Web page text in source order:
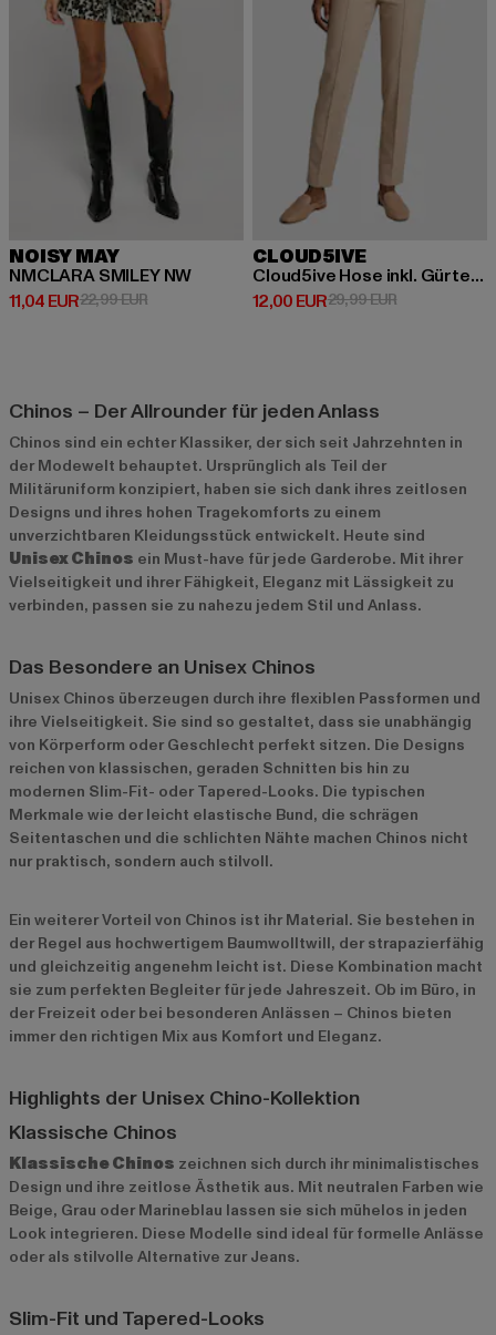
NOISY MAY
NMCLARA SMILEY NW
11,04 EUR
Derzeitiger Preis: 11,04 EUR
22,99 EURAktionspreis: 22,99 EUR
CLOUD5IVE
Cloud5ive Hose inkl. Gürtel mit Teilungsnähten
12,00 EUR
Derzeitiger Preis: 12,00 EUR
29,99 EURAktionspreis:
Chinos – Der Allrounder für jeden Anlass
Chinos sind ein echter Klassiker, der sich seit Jahrzehnten in
der Modewelt behauptet. Ursprünglich als Teil der
Militäruniform konzipiert, haben sie sich dank ihres zeitlosen
Designs und ihres hohen Tragekomforts zu einem
unverzichtbaren Kleidungsstück entwickelt. Heute sind
Unisex Chinos ein Must-have für jede Garderobe. Mit ihrer
Vielseitigkeit und ihrer Fähigkeit, Eleganz mit Lässigkeit zu
verbinden, passen sie zu nahezu jedem Stil und Anlass.
Das Besondere an Unisex Chinos
Unisex Chinos überzeugen durch ihre flexiblen Passformen und
ihre Vielseitigkeit. Sie sind so gestaltet, dass sie unabhängig
von Körperform oder Geschlecht perfekt sitzen. Die Designs
reichen von klassischen, geraden Schnitten bis hin zu
modernen Slim-Fit- oder Tapered-Looks. Die typischen
Merkmale wie der leicht elastische Bund, die schrägen
Seitentaschen und die schlichten Nähte machen Chinos nicht
nur praktisch, sondern auch stilvoll.
Ein weiterer Vorteil von Chinos ist ihr Material. Sie bestehen in
der Regel aus hochwertigem Baumwolltwill, der strapazierfähig
und gleichzeitig angenehm leicht ist. Diese Kombination macht
sie zum perfekten Begleiter für jede Jahreszeit. Ob im Büro, in
der Freizeit oder bei besonderen Anlässen – Chinos bieten
immer den richtigen Mix aus Komfort und Eleganz.
Highlights der Unisex Chino-Kollektion
Klassische Chinos
Klassische Chinos zeichnen sich durch ihr minimalistisches
Design und ihre zeitlose Ästhetik aus. Mit neutralen Farben wie
Beige, Grau oder Marineblau lassen sie sich mühelos in jeden
Look integrieren. Diese Modelle sind ideal für formelle Anlässe
oder als stilvolle Alternative zur Jeans.
Slim-Fit und Tapered-Looks